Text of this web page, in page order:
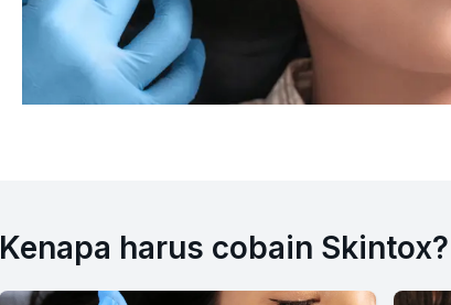
Kenapa harus cobain Skintox?